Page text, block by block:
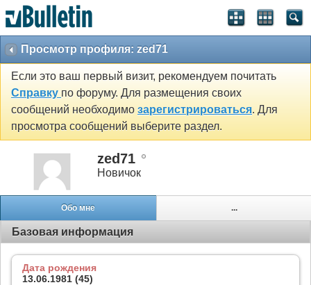
Просмотр профиля: zed71
Если это ваш первый визит, рекомендуем почитать
Справку по форуму. Для размещения своих
сообщений необходимо зарегистрироваться. Для
просмотра сообщений выберите раздел.
zed71
Новичок
Обо мне ...
Базовая информация
Дата рождения
13.06.1981 (45)